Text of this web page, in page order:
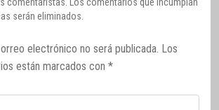
comentaristas. Los comentarios que incumplan
serán eliminados.
electrónico no será publicada. Los
están marcados con *